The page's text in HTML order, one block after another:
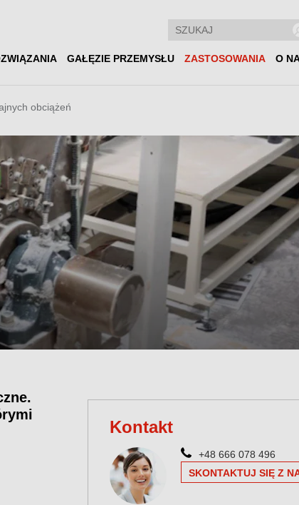
GAŁĘZIE PRZEMYSŁU ZASTOSOWANIA O
obciążeń
Kontakt
+48 666 078 496
SKONTAKTUJ SIĘ Z